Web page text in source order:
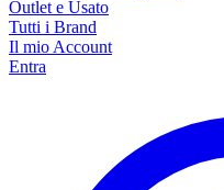
Outlet e Usato
Tutti i Brand
Il mio Account
Entra